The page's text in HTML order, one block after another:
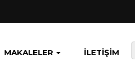
MAKALELER İLETIŞIM